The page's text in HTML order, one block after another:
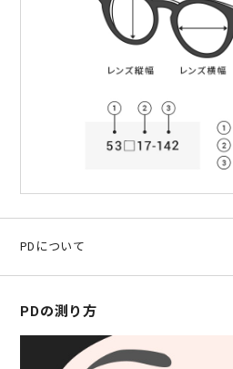
PDについて
PDの測り方